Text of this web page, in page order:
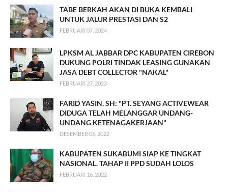
TABE BERKAH AKAN DI BUKA KEMBALI
UNTUK JALUR PRESTASI DAN S2
FEBRUARI 07, 2024
LPKSM AL JABBAR DPC KABUPATEN CIREBON
DUKUNG POLRI TINDAK LEASING GUNAKAN
JASA DEBT COLLECTOR "NAKAL"
FEBRUARI 27, 2023
FARID YASIN, SH: "PT. SEYANG ACTIVEWEAR
DIDUGA TELAH MELANGGAR UNDANG-
UNDANG KETENAGAKERJAAN"
DESEMBER 06, 2022
KABUPATEN SUKABUMI SIAP KE TINGKAT
NASIONAL, TAHAP II PPD SUDAH LOLOS
FEBRUARI 16, 2022